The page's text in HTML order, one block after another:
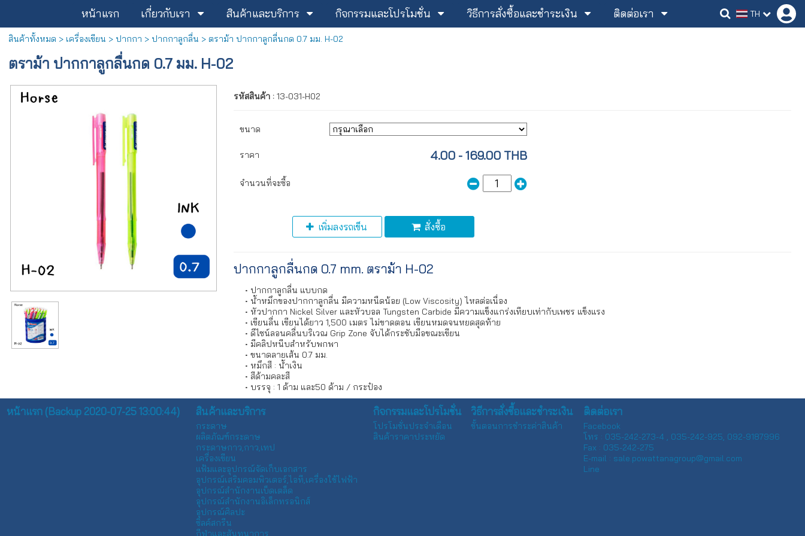
หน้าแรก เกี่ยวกับเรา สินค้าและบริการ กิจกรรมและโปรโมชั่น วิธีการสั่งซื้อและชำระเงิน ติดต่อเรา TH
สินค้าทั้งหมด > เครื่องเขียน > ปากกา > ปากกาลูกลื่น > ตราม้า ปากกาลูกลื่นกด 0.7 มม. H-02
ตราม้า ปากกาลูกลื่นกด 0.7 มม. H-02
รหัสสินค้า : 13-031-H02
ขนาด
ราคา 4.00 - 169.00 THB
จำนวนที่จะซื้อ
เพิ่มลงรถเข็น สั่งซื้อ
ปากกาลูกลื่นกด 0.7 mm. ตราม้า H-02
ปากกาลูกลื่น แบบกด
น้ำหมึกของปากกาลูกลื่น มีความหนืดน้อย (Low Viscosity) ไหลต่อเนื่อง
หัวปากกา Nickel Silver และหัวบอล Tungsten Carbide มีความแข็งแกร่งเทียบเท่ากับเพชร แข็งแรง
เขียนลื่น เขียนได้ยาว 1,500 เมตร ไม่ขาดตอน เขียนหมดจนหยดสุดท้าย
ดีไซน์ลอนคลื่นบริเวณ Grip Zone จับได้กระชับมือขณะเขียน
มีคลิปหนีบสำหรับพกพา
ขนาดลายเส้น 0.7 มม.
หมึกสี : น้ำเงิน
สีด้ามคละสี
บรรจุ : 1 ด้าม และ50 ด้าม / กระป๋อง
หน้าแรก (Backup 2020-07-25 13:00:44) สินค้าและบริการ
กระดาษ
ผลิตภัณฑ์กระดาษ
กระดาษกาว,กาว,เทป
เครื่องเขียน
แฟ้มและอุปกรณ์จัดเก็บเอกสาร
อุปกรณ์เสริมคอมพิวเตอร์,ไอที,เครื่องใช้ไฟฟ้า
อุปกรณ์สำนักงานเบ็ดเตล็ด
อุปกรณ์สำนักงานอิเล็กทรอนิกส์
อุปกรณ์ศิลปะ
ซิลค์สกรีน
กีฬาและสันทนาการ
กิจกรรมและโปรโมชั่น
โปรโมชั่นประจำเดือน
สินค้าราคาประหยัด
วิธีการสั่งซื้อและชำระเงิน
ขั้นตอนการชำระค่าสินค้า
ติดต่อเรา
Facebook
โทร : 035-242-273-4 , 035-242-925, 092-9187996
Fax : 035-242-275
E-mail : sale.powattanagroup@gmail.com
Line